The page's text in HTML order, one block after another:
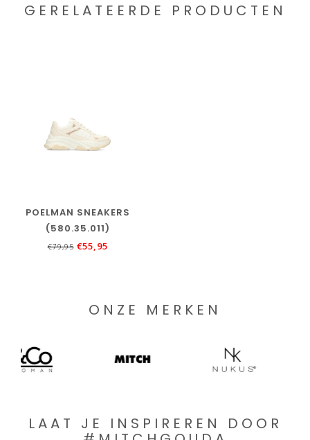
GERELATEERDE PRODUCTEN
POELMAN SNEAKERS
(580.35.011)
€79,95 €55,95
ONZE MERKEN
LAAT JE INSPIREREN DOOR